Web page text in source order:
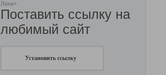
Линк+
Поставить ссылку на
любимый сайт
Установить ссылку